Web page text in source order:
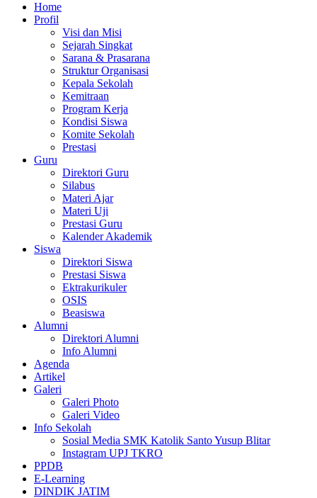
Home
Profil
Visi dan Misi
Sejarah Singkat
Sarana & Prasarana
Struktur Organisasi
Kepala Sekolah
Kemitraan
Program Kerja
Kondisi Siswa
Komite Sekolah
Prestasi
Guru
Direktori Guru
Silabus
Materi Ajar
Materi Uji
Prestasi Guru
Kalender Akademik
Siswa
Direktori Siswa
Prestasi Siswa
Ektrakurikuler
OSIS
Beasiswa
Alumni
Direktori Alumni
Info Alumni
Agenda
Artikel
Galeri
Galeri Photo
Galeri Video
Info Sekolah
Sosial Media SMK Katolik Santo Yusup Blitar
Instagram UPJ TKRO
PPDB
E-Learning
DINDIK JATIM